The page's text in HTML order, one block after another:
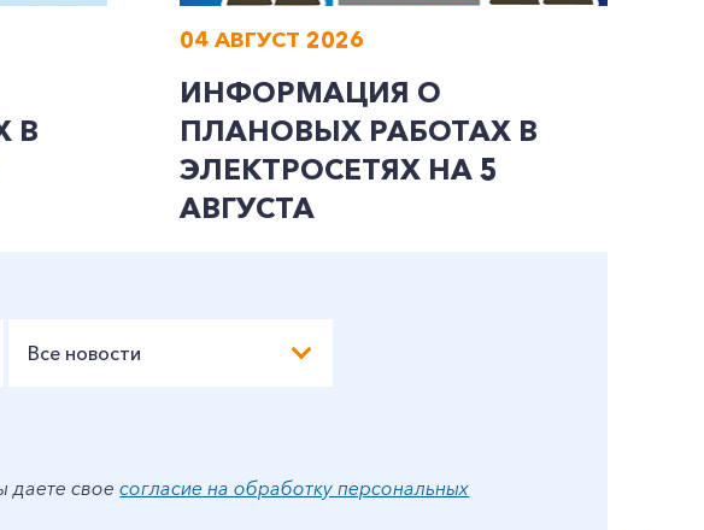
В
04 АВГУСТ 2026
ИНФОРМАЦИЯ О
ПЛАНОВЫХ РАБОТАХ В
ЭЛЕКТРОСЕТЯХ НА 5
АВГУСТА
Все новости
даете своесогласие на обработку персональных